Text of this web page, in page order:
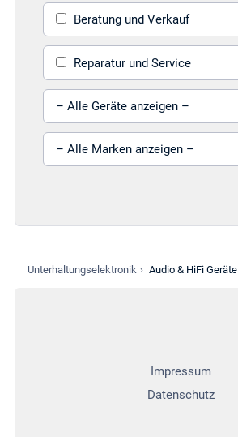
Beratung und Verkauf
Reparatur und Service
Gerät auswählen
Marke auswählen
Unterhaltungselektronik › Audio & HiFi Geräte
Impressum
Datenschutz